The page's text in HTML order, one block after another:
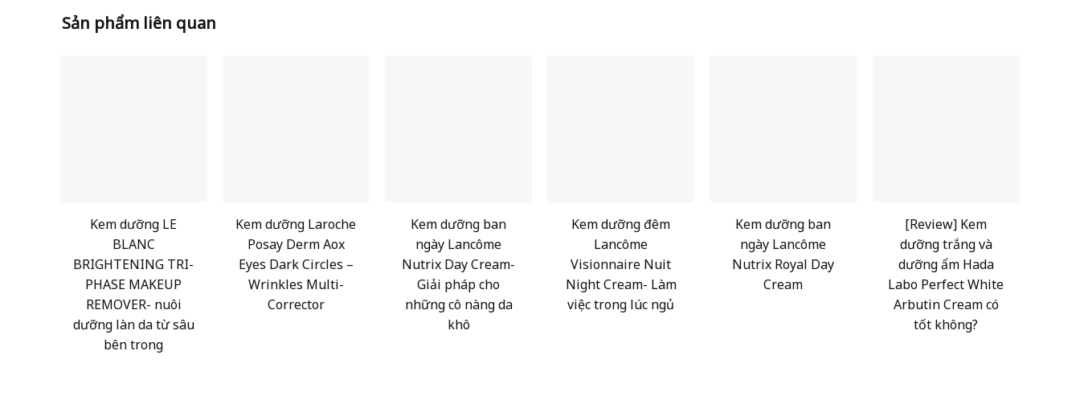
Sản phẩm liên quan
Kem dưỡng LE
BLANC
BRIGHTENING TRI-
PHASE MAKEUP
REMOVER- nuôi
dưỡng làn da từ sâu
bên trong
Kem dưỡng Laroche
Posay Derm Aox
Eyes Dark Circles –
Wrinkles Multi-
Corrector
Kem dưỡng ban
ngày Lancôme
Nutrix Day Cream-
Giải pháp cho
những cô nàng da
khô
Kem dưỡng đêm
Lancôme
Visionnaire Nuit
Night Cream- Làm
việc trong lúc ngủ
Kem dưỡng ban
ngày Lancôme
Nutrix Royal Day
Cream
[Review] Kem
dưỡng trắng và
dưỡng ẩm Hada
Labo Perfect White
Arbutin Cream có
tốt không?